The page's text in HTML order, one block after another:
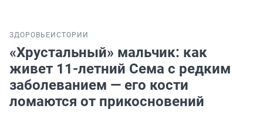
ЗДОРОВЬЕ ИСТОРИИ
«Хрустальный» мальчик: как
живет 11-летний Сема с редким
заболеванием — его кости
ломаются от прикосновений